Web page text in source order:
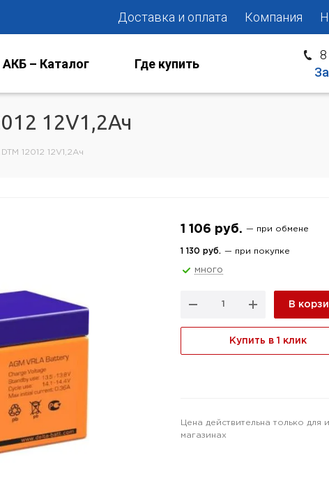
Доставка и оплата Компания
– Каталог Где купить
12V1,2Ач
12012 12V1,2Ач
1 106 руб. — при обмене
1 130 руб. — при покупке
много
В
Купить в 1 клик
Цена действительна только
магазинах